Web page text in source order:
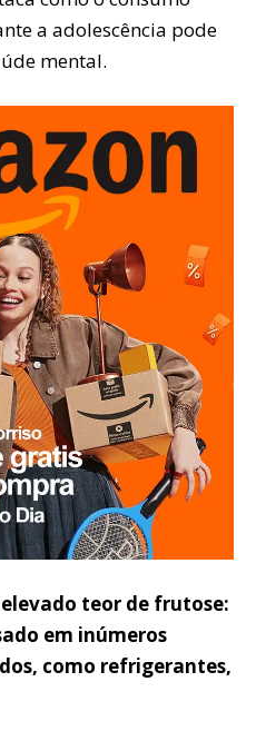
a adolescência pode
mental.
teor de frutose:
em inúmeros
como refrigerantes,